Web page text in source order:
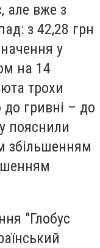
але вже з
з 42,28 грн
у
на 14
трохи
гривні – до
пояснили
збільшенням
"Глобус